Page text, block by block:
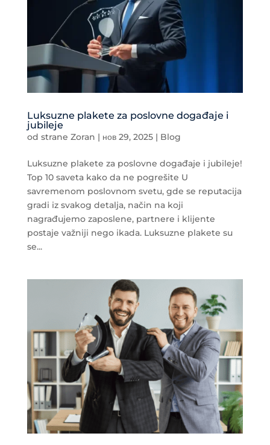
Luksuzne plakete za poslovne događaje i
jubileje
od strane Zoran | нов 29, 2025| Blog
Luksuzne plakete za poslovne događaje i jubileje!
Top 10 saveta kako da ne pogrešite U
savremenom poslovnom svetu, gde se reputacija
gradi iz svakog detalja, način na koji
nagrađujemo zaposlene, partnere i klijente
postaje važniji nego ikada. Luksuzne plakete su
se...